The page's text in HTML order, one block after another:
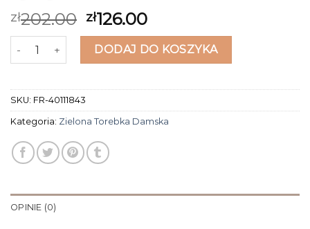
zł202.00 zł126.00
ilość zielona torebka damskaDODAJ DO KOSZYKA
SKU: FR-40111843
Kategoria: Zielona Torebka Damska
OPINIE (0)